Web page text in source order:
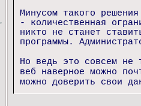
Минусом такого
- количественная
никто не станет
программы.
Но ведь это совсем не
веб наверное можно
можно доверить свои